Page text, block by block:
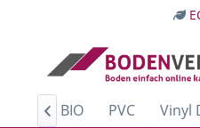
BIO PVC Vinyl
